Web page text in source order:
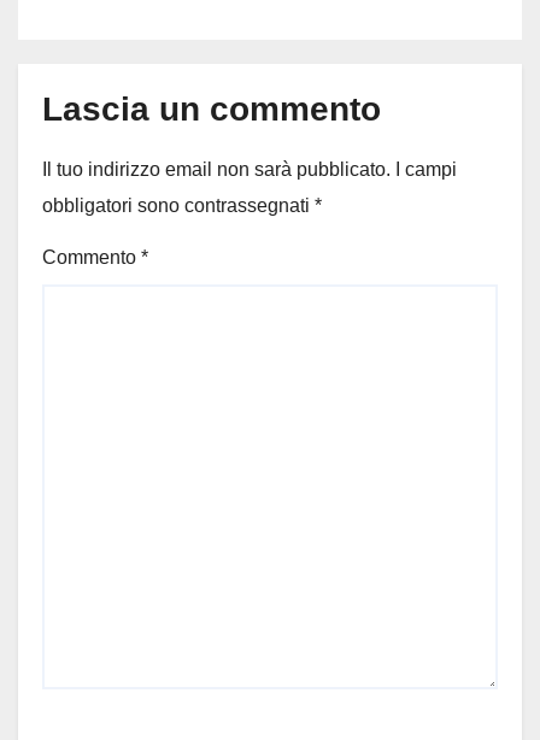
Pavana
Lascia un commento
Il tuo indirizzo email non sarà pubblicato.
I campi
obbligatori sono contrassegnati *
Commento *